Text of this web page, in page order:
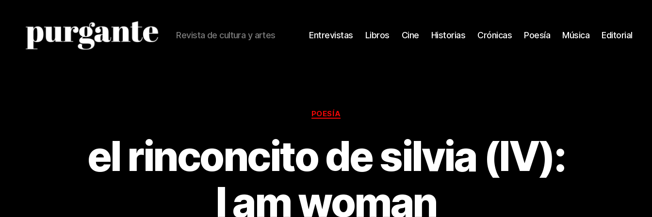
Revista de cultura y artes Entrevistas Libros Cine Historias Crónicas Poesía Música Editorial
Categorías
POESÍA
el rinconcito de silvia (IV):
I am woman